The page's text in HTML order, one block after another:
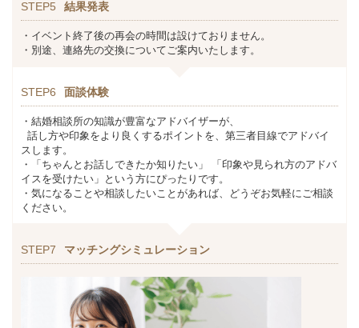
STEP5 結果発表
・イベント終了後の再会の時間は設けておりません。
・別途、連絡先の交換についてご案内いたします。
STEP6 面談体験
・結婚相談所の知識が豊富なアドバイザーが、
話し方や印象をより良くするポイントを、第三者目線でアドバイ
スします。
・「ちゃんとお話しできたか知りたい」 「印象や見られ方のアドバ
イスを受けたい」という方にぴったりです。
・気になることや相談したいことがあれば、どうぞお気軽にご相談
ください。
STEP7 マッチングシミュレーション